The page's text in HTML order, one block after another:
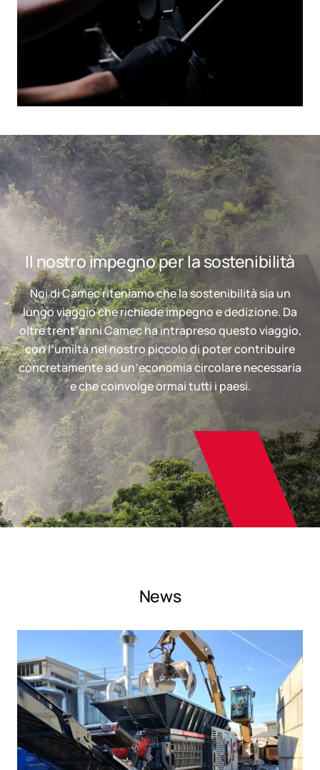
Il nostro impegno per la sostenibilità
Noi di Camec riteniamo che la sostenibilità sia un
lungo viaggio che richiede impegno e dedizione. Da
oltre trent’anni Camec ha intrapreso questo viaggio,
con l’umiltà nel nostro piccolo di poter contribuire
concretamente ad un’economia circolare necessaria
e che coinvolge ormai tutti i paesi.
News